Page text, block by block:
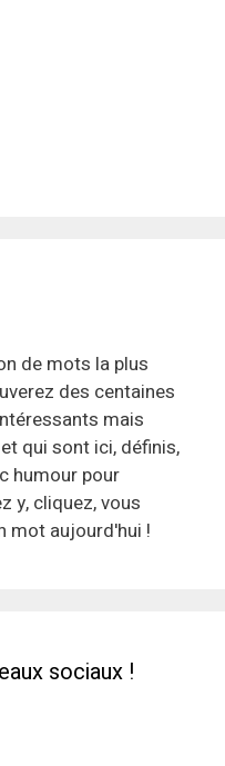
de mots la plus
des centaines
mais
qui sont ici, définis,
humour pour
y, cliquez, vous
mot aujourd'hui !
sociaux !